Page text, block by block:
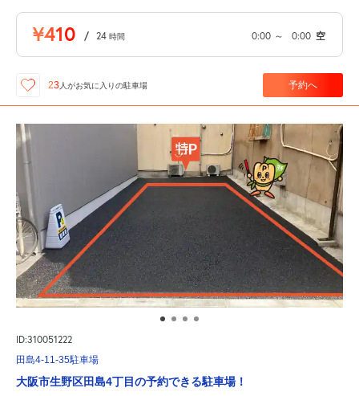
¥410 / 24 時間 0:00 ～ 0:00 空
23人がお気に入りの駐車場 予約へ
ID:310051222
田島4-11-35駐車場
大阪市生野区田島4丁目の予約できる駐車場！